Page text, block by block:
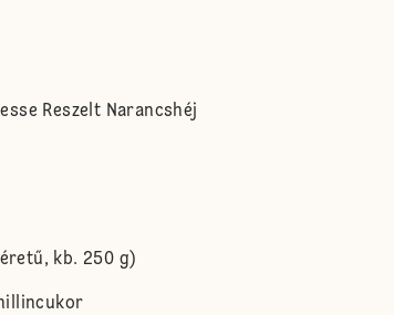
Reszelt Narancshéj
kb. 250 g)